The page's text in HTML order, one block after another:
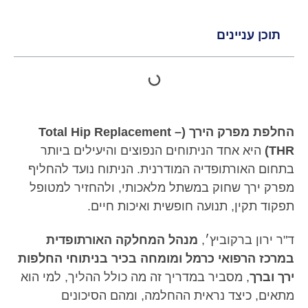
תוכן עניינים
החלפת מפרק הירך (Total Hip Replacement –
THR) היא אחד הניתוחים הנפוצים והיעילים ביותר
בתחום האורתופדיה המודרנית. הניתוח נועד להחליף
מפרק ירך שחוק במשתל מלאכותי, ולהחזיר למטופל
תפקוד תקין, תנועה חופשית ואיכות חיים.
ד"ר ירון ברקוביץ׳, מנהל המחלקה האורתופדית
במרכז הרפואי כרמל ומומחה בכיר בניתוחי החלפות
ירך וברך, מסביר במדריך זה מה כולל ההליך, למי הוא
מתאים, כיצד נראית ההחלמה, ומהם הסיכונים